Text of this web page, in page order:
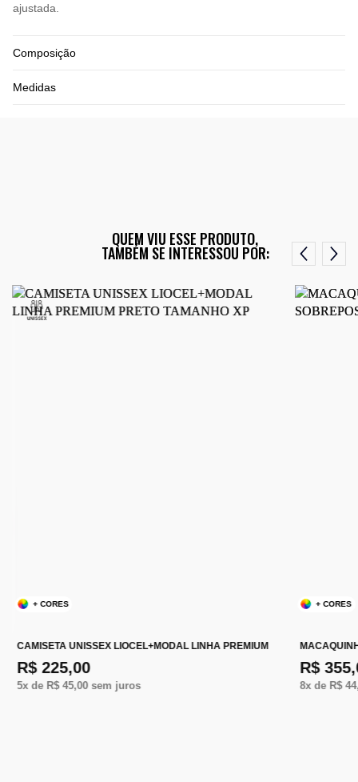
ajustada.
Composição
Medidas
QUEM VIU ESSE PRODUTO,
TAMBÉM SE INTERESSOU POR:
+ CORES
CAMISETA UNISSEX LIOCEL+MODAL LINHA PREMIUM
R$ 225,00
5x de R$ 45,00sem juros
+ CORES
R$
8x de R$